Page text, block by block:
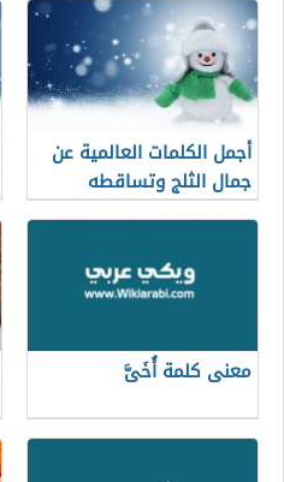
أجمل الكلمات العالمية عن
جمال الثلج وتساقطه
معنى كلمة أُخَىَّ